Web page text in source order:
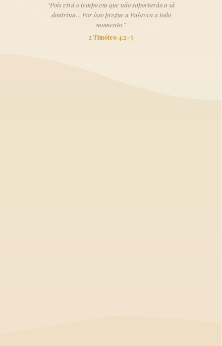
“Pois virá o tempo em que não suportarão a sã
doutrina… Por isso pregue a Palavra a todo
momento.”
2 Timóteo 4:2–3